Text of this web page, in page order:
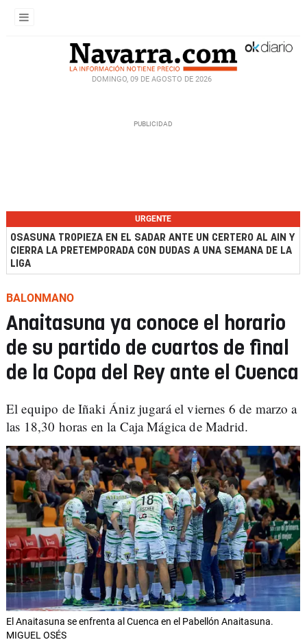
DOMINGO, 09 DE AGOSTO DE 2026
URGENTE
OSASUNA TROPIEZA EN EL SADAR ANTE UN CERTERO AL AIN Y
CIERRA LA PRETEMPORADA CON DUDAS A UNA SEMANA DE LA
LIGA
BALONMANO
Anaitasuna ya conoce el horario
de su partido de cuartos de final
de la Copa del Rey ante el Cuenca
El equipo de Iñaki Ániz jugará el viernes 6 de marzo a
las 18,30 horas en la Caja Mágica de Madrid.
El Anaitasuna se enfrenta al Cuenca en el Pabellón Anaitasuna.
MIGUEL OSÉS